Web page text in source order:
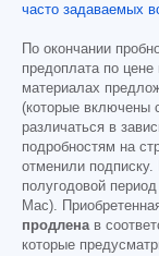
часто задаваемых
По окончании
предоплата по
материалах
(которые включены
различаться в
подробностям на
отменили
полугодовой
Mac).
продленав
которые